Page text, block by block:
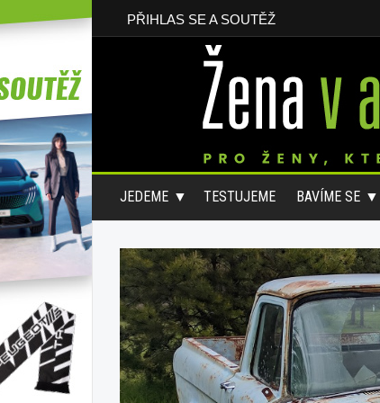
PŘIHLAS SE A SOUTĚŽ
JEDEME TESTUJEME BAVÍME SE